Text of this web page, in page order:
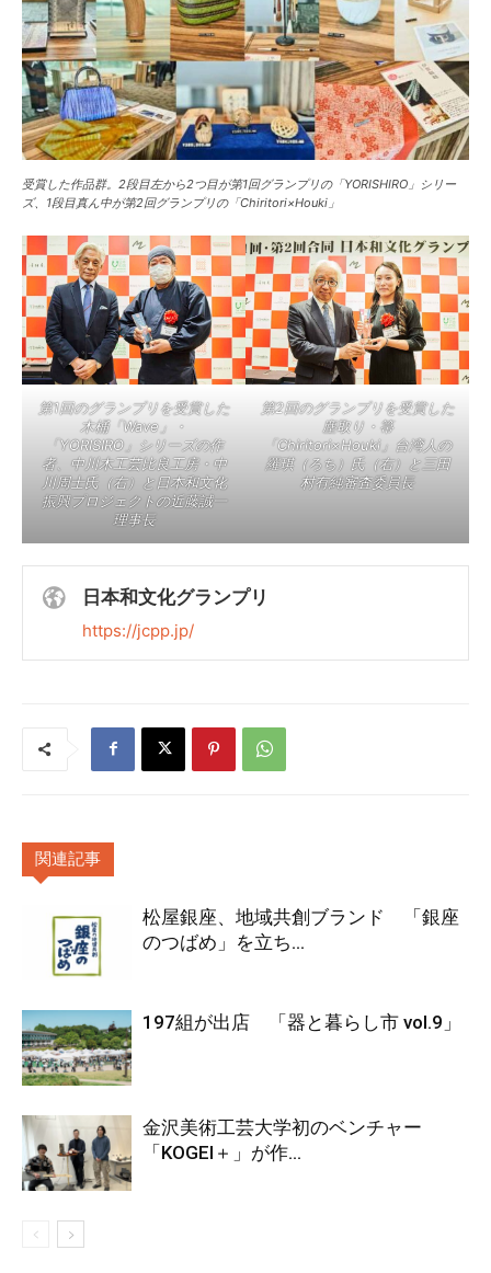
受賞した作品群。2段目左から2つ目が第1回グランプリの「YORISHIRO」シリー
ズ、1段目真ん中が第2回グランプリの「Chiritori×Houki」
第1回のグランプリを受賞した
木桶「Wave」・
「YORISIRO」シリーズの作
者、中川木工芸比良工房・中
川周士氏（右）と日本和文化
振興プロジェクトの近藤誠一
理事長
第2回のグランプリを受賞した
塵取り・箒
「Chiritori×Houki」台湾人の
羅琪（ろち）氏（右）と三田
村有純審査委員長
日本和文化グランプリ
https://jcpp.jp/
関連記事
松屋銀座、地域共創ブランド 「銀座
のつばめ」を立ち...
197組が出店 「器と暮らし市 vol.9」
金沢美術工芸大学初のベンチャー
「KOGEI＋」が作...